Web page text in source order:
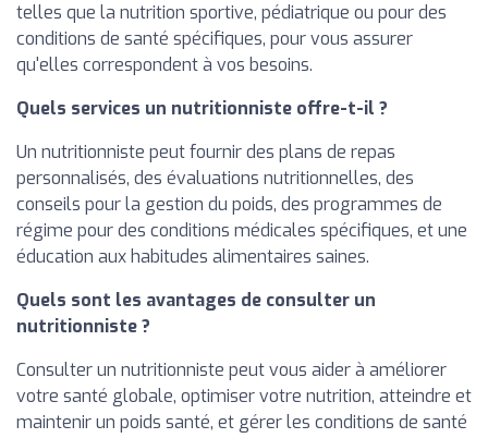
telles que la nutrition sportive, pédiatrique ou pour des
conditions de santé spécifiques, pour vous assurer
qu'elles correspondent à vos besoins.
Quels services un nutritionniste offre-t-il ?
Un nutritionniste peut fournir des plans de repas
personnalisés, des évaluations nutritionnelles, des
conseils pour la gestion du poids, des programmes de
régime pour des conditions médicales spécifiques, et une
éducation aux habitudes alimentaires saines.
Quels sont les avantages de consulter un
nutritionniste ?
Consulter un nutritionniste peut vous aider à améliorer
votre santé globale, optimiser votre nutrition, atteindre et
maintenir un poids santé, et gérer les conditions de santé